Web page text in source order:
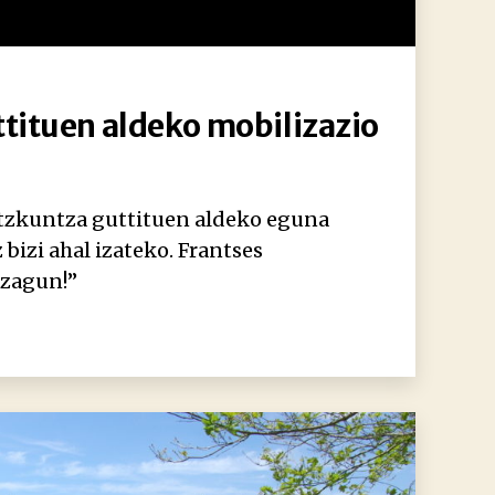
aldeko mobilizazio
guttituen aldeko eguna
bizi ahal izateko. Frantses